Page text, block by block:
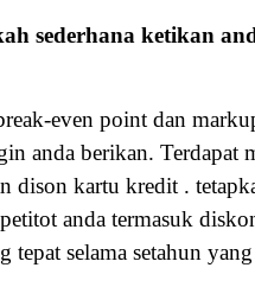
sederhana ketikan
even point dan
anda berikan.
dison kartu kredit .
anda termasuk
selama setahun